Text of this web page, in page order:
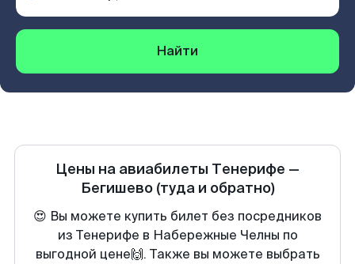
Найти
Цены на авиабилеты Тенерифе —
Бегишево (туда и обратно)
😍 Вы можете купить билет без посредников
из Тенерифе в Набережные Челны по
выгодной цене🙌. Также вы можете выбрать